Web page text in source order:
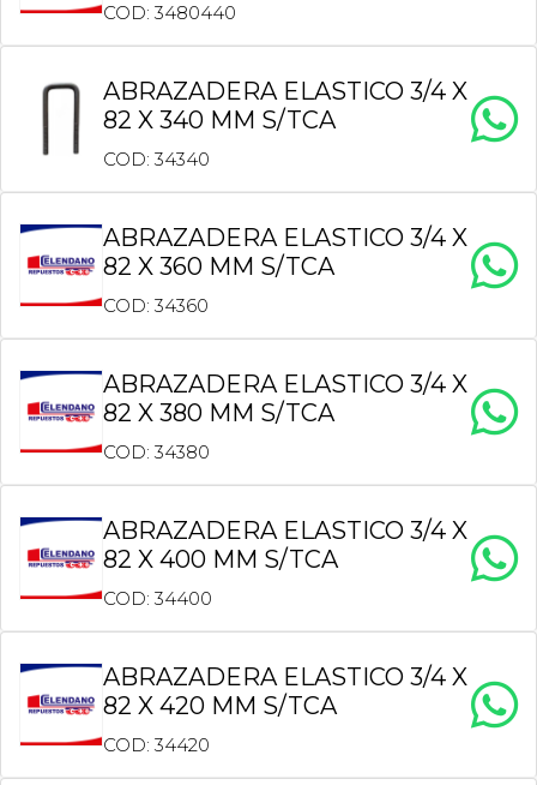
COD: 3480440
ABRAZADERA ELASTICO 3/4 X
82 X 340 MM S/TCA
COD: 34340
ABRAZADERA ELASTICO 3/4 X
82 X 360 MM S/TCA
COD: 34360
ABRAZADERA ELASTICO 3/4 X
82 X 380 MM S/TCA
COD: 34380
ABRAZADERA ELASTICO 3/4 X
82 X 400 MM S/TCA
COD: 34400
ABRAZADERA ELASTICO 3/4 X
82 X 420 MM S/TCA
COD: 34420